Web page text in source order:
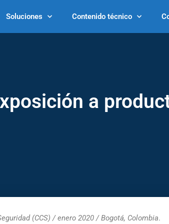
Soluciones Contenido técnico
a
(CCS) / enero 2020 / Bogotá, Colombia.